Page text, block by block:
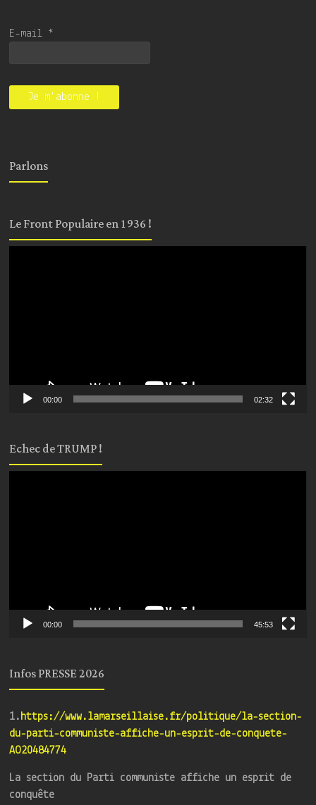
E-mail *
Parlons
Le Front Populaire en 1936 !
00:00 02:32
Echec de TRUMP !
00:00 45:53
Infos PRESSE 2026
1. https://www.lamarseillaise.fr/politique/la-section-
du-parti-communiste-affiche-un-esprit-de-conquete-
AO20484774
La section du Parti communiste affiche un esprit de
conquête